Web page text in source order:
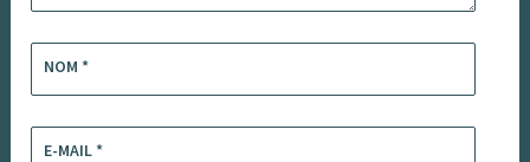
NOM*
E-MAIL*